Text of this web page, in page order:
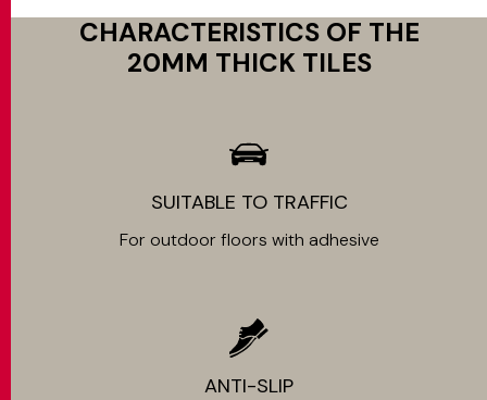
CHARACTERISTICS OF THE
20MM THICK TILES
SUITABLE TO TRAFFIC
For outdoor floors with adhesive
ANTI-SLIP